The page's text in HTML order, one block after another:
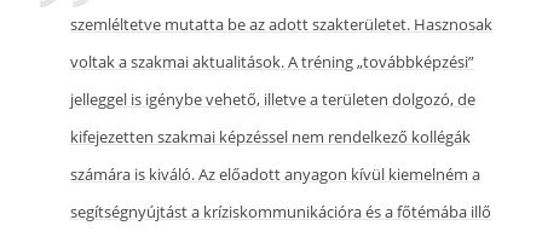
szemléltetve mutatta be az adott szakterületet. Hasznosak
voltak a szakmai aktualitások. A tréning „továbbképzési”
jelleggel is igénybe vehető, illetve a területen dolgozó, de
kifejezetten szakmai képzéssel nem rendelkező kollégák
számára is kiváló. Az előadott anyagon kívül kiemelném a
segítségnyújtást a kríziskommunikációra és a főtémába illő